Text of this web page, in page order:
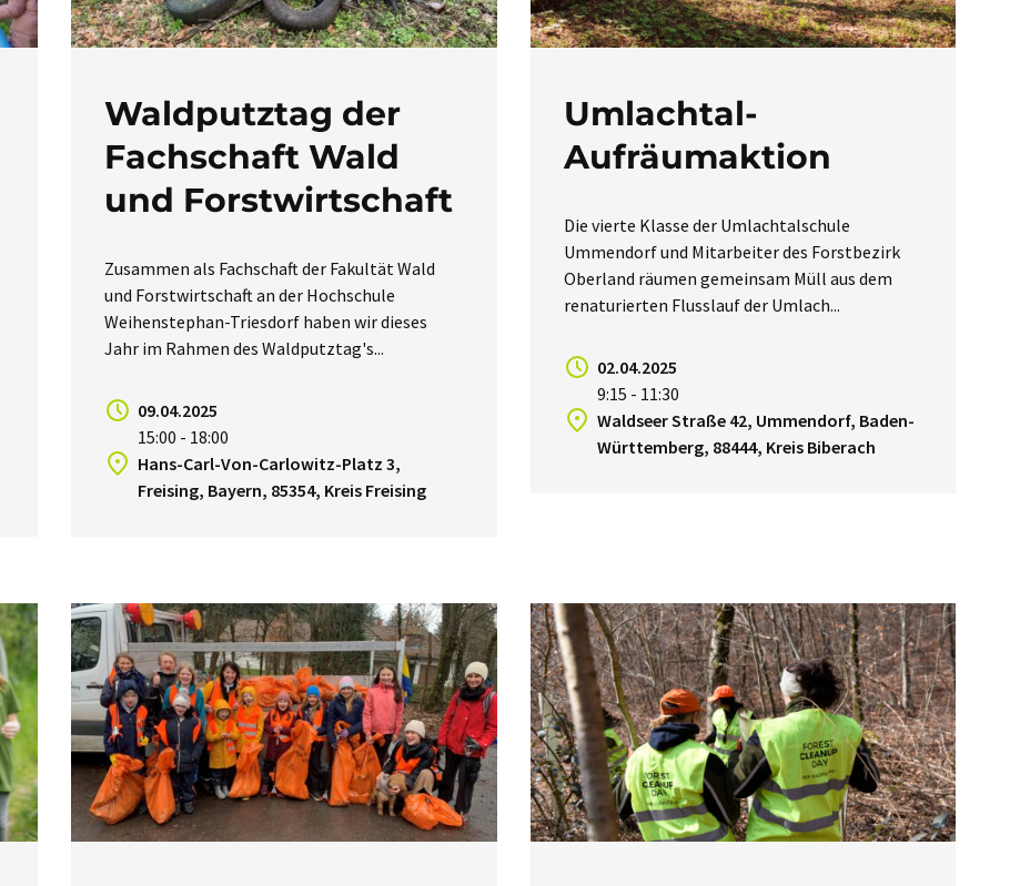
Waldputztag der
Fachschaft Wald
und Forstwirtschaft
Zusammen als Fachschaft der Fakultät Wald
und Forstwirtschaft an der Hochschule
Weihenstephan-Triesdorf haben wir dieses
Jahr im Rahmen des Waldputztag's...
09.04.2025
15:00 - 18:00
Hans-Carl-Von-Carlowitz-Platz 3,
Freising, Bayern, 85354, Kreis Freising
Umlachtal-
Aufräumaktion
Die vierte Klasse der Umlachtalschule
Ummendorf und Mitarbeiter des Forstbezirk
Oberland räumen gemeinsam Müll aus dem
renaturierten Flusslauf der Umlach...
02.04.2025
9:15 - 11:30
Waldseer Straße 42, Ummendorf, Baden-
Württemberg, 88444, Kreis Biberach